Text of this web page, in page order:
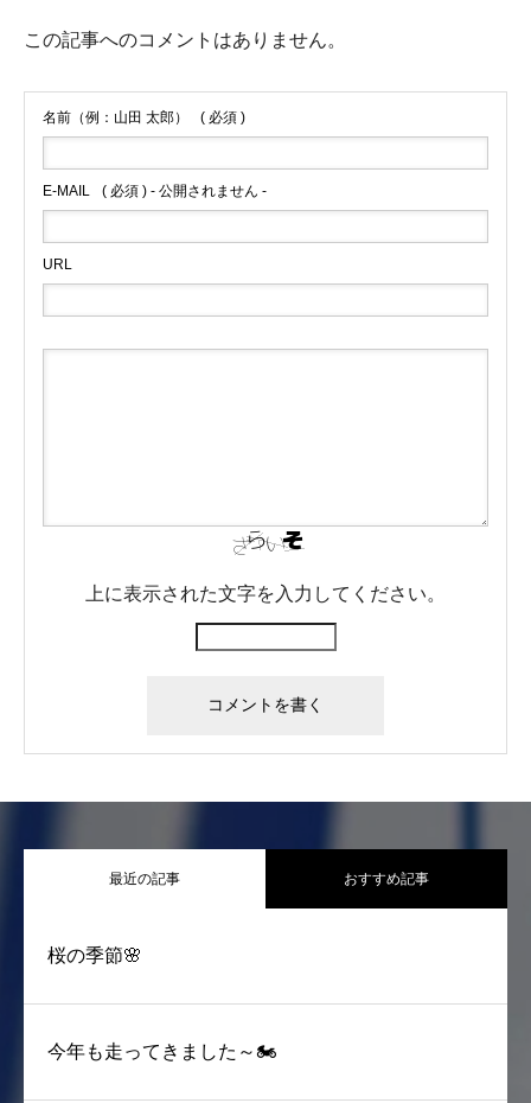
この記事へのコメントはありません。
名前（例：山田 太郎） ( 必須 )
E-MAIL ( 必須 ) - 公開されません -
URL
上に表示された文字を入力してください。
最近の記事 おすすめ記事
桜の季節🌸
今年も走ってきました～🏍